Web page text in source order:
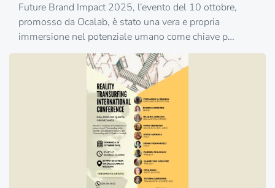
Future Brand Impact 2025, l’evento del 10 ottobre,
promosso da Ocalab, è stato una vera e propria
immersione nel potenziale umano come chiave p…